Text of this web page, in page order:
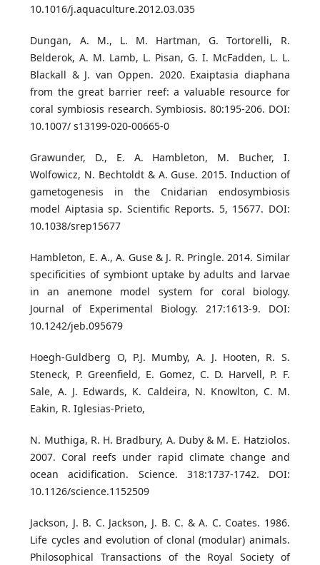
10.1016/j.aquaculture.2012.03.035
Dungan, A. M., L. M. Hartman, G. Tortorelli, R.
Belderok, A. M. Lamb, L. Pisan, G. I. McFadden, L. L.
Blackall & J. van Oppen. 2020. Exaiptasia diaphana
from the great barrier reef: a valuable resource for
coral symbiosis research. Symbiosis. 80:195-206. DOI:
10.1007/ s13199-020-00665-0
Grawunder, D., E. A. Hambleton, M. Bucher, I.
Wolfowicz, N. Bechtoldt & A. Guse. 2015. Induction of
gametogenesis in the Cnidarian endosymbiosis
model Aiptasia sp. Scientific Reports. 5, 15677. DOI:
10.1038/srep15677
Hambleton, E. A., A. Guse & J. R. Pringle. 2014. Similar
specificities of symbiont uptake by adults and larvae
in an anemone model system for coral biology.
Journal of Experimental Biology. 217:1613-9. DOI:
10.1242/jeb.095679
Hoegh-Guldberg O, P.J. Mumby, A. J. Hooten, R. S.
Steneck, P. Greenfield, E. Gomez, C. D. Harvell, P. F.
Sale, A. J. Edwards, K. Caldeira, N. Knowlton, C. M.
Eakin, R. Iglesias-Prieto,
N. Muthiga, R. H. Bradbury, A. Duby & M. E. Hatziolos.
2007. Coral reefs under rapid climate change and
ocean acidification. Science. 318:1737-1742. DOI:
10.1126/science.1152509
Jackson, J. B. C. Jackson, J. B. C. & A. C. Coates. 1986.
Life cycles and evolution of clonal (modular) animals.
Philosophical Transactions of the Royal Society of